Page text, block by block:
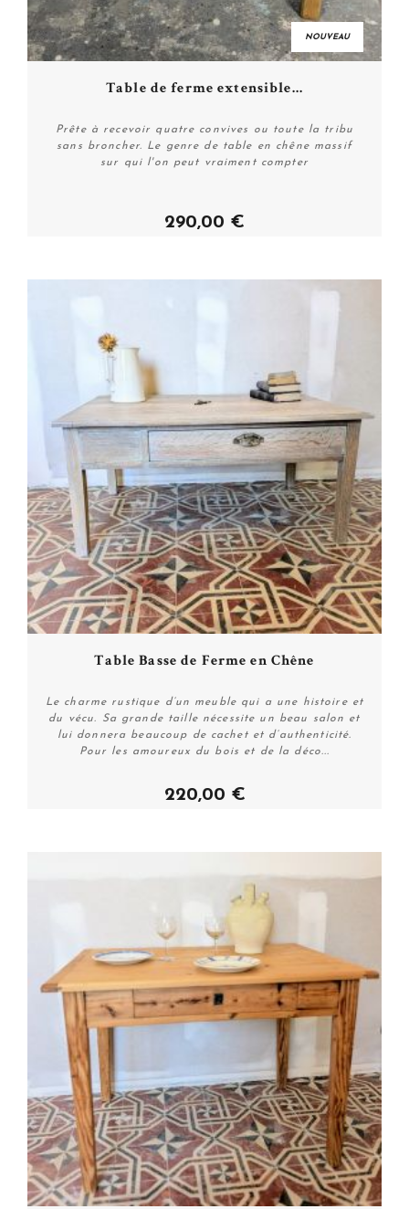
Acheter
NOUVEAU
Table de ferme extensible...
Prête à recevoir quatre convives ou toute la tribu
sans broncher. Le genre de table en chêne massif
sur qui l'on peut vraiment compter
290,00 €
Acheter
Table Basse de Ferme en Chêne
Le charme rustique d’un meuble qui a une histoire et
du vécu. Sa grande taille nécessite un beau salon et
lui donnera beaucoup de cachet et d’authenticité.
Pour les amoureux du bois et de la déco...
220,00 €